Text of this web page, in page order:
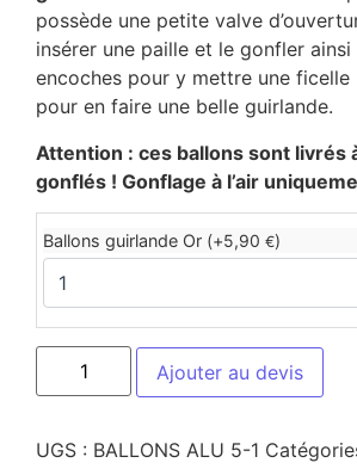
possède une petite valve
insérer une paille et le gonfler ainsi
encoches pour y mettre une ficelle
pour en faire une belle guirlande.
Attention : ces ballons sont livrés
gonflés ! Gonflage à l’air
Ballons guirlande Or (+5,90 €)
Ajouter au devis
UGS : BALLONS ALU 5-1